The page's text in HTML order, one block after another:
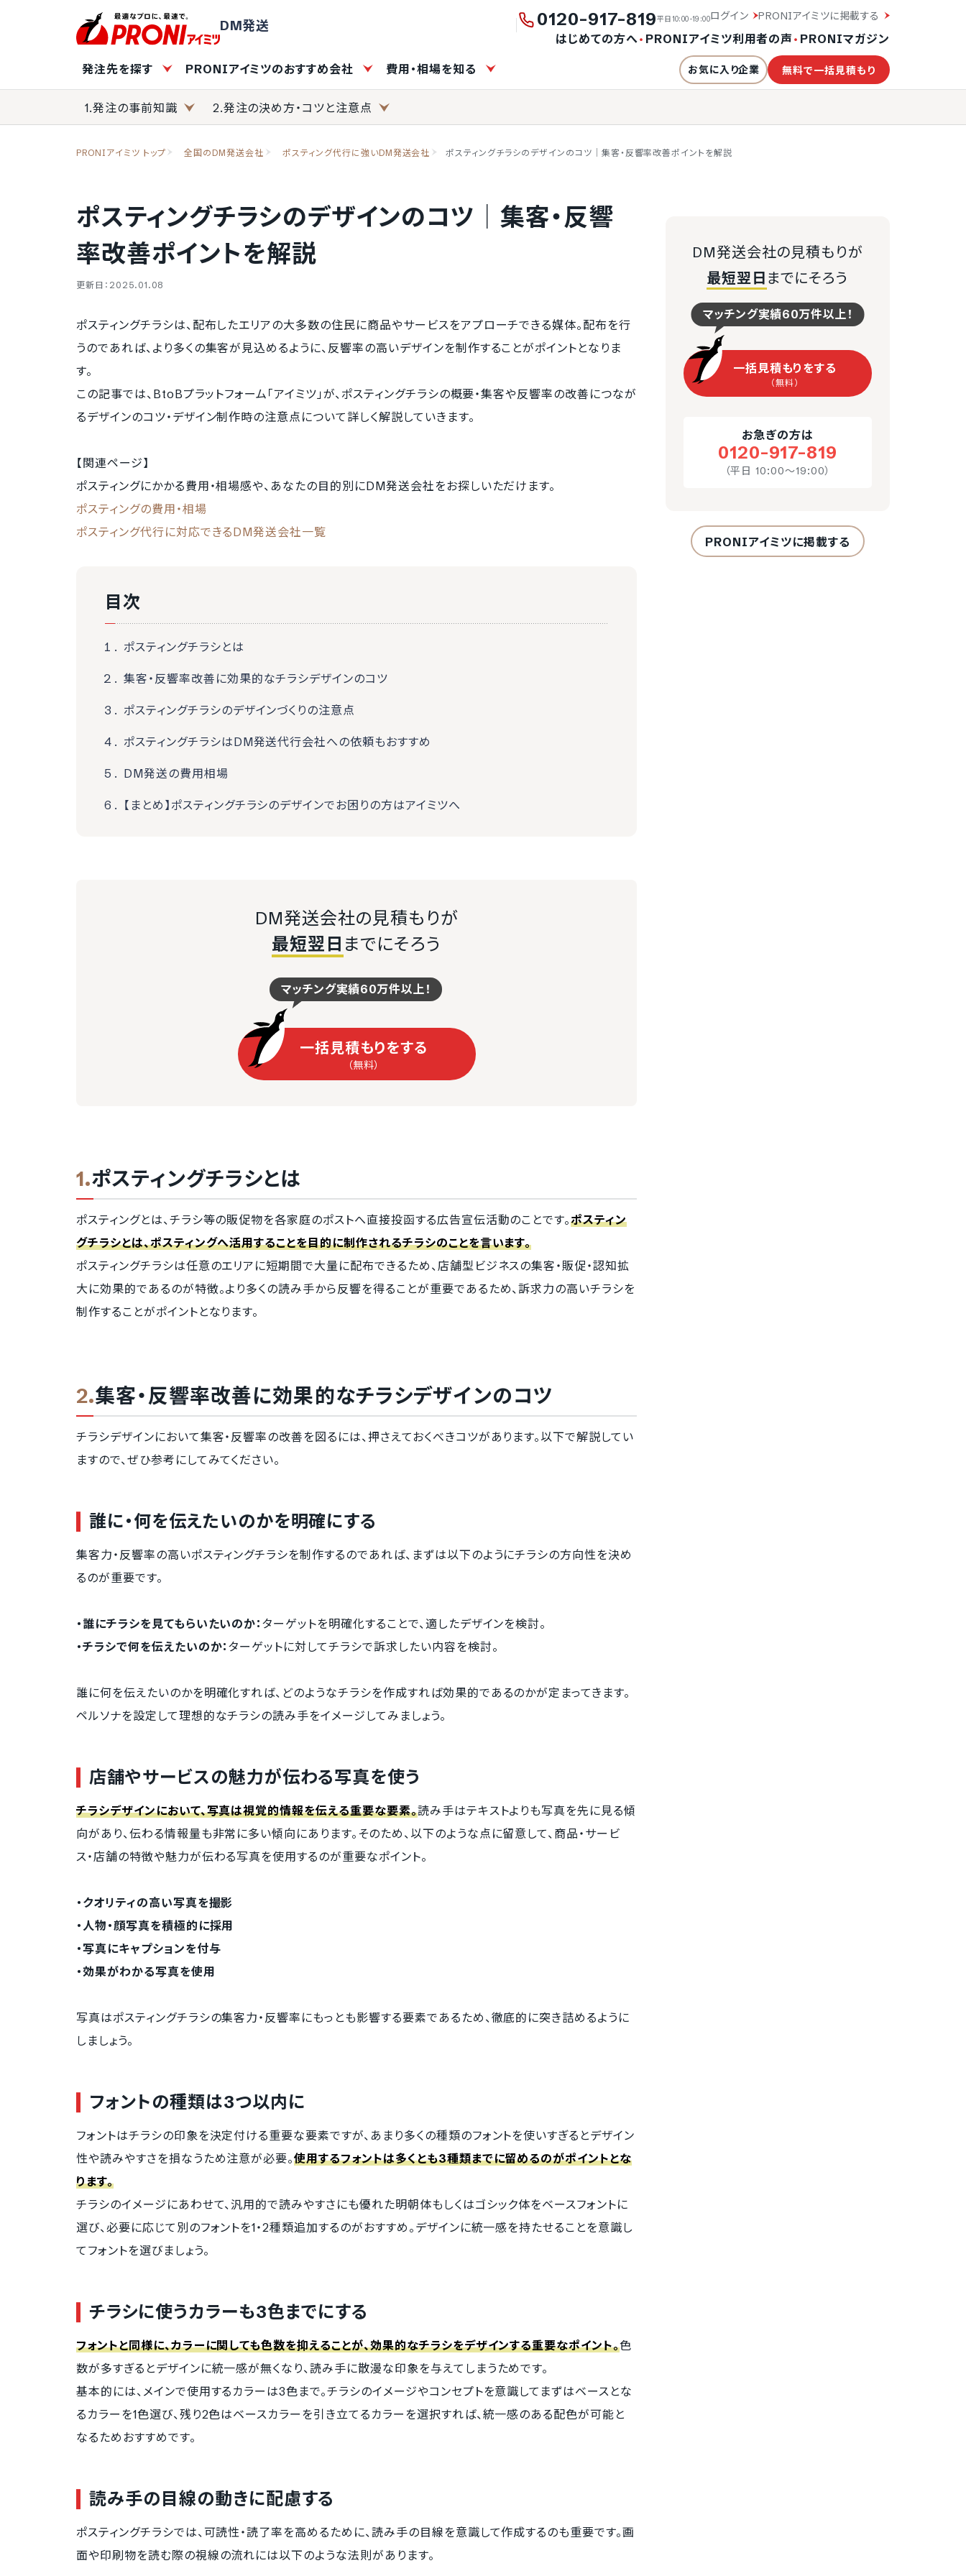
DM発送 0120-917-819平日10:00-19:00ログイン PRONIアイミツに掲載する
はじめての方へ・ PRONIアイミツ利用者の声 ・ PRONIマガジン
発注先を探す PRONIアイミツのおすすめ会社 費用・相場を知る お気に入り企業 無料で一括見積もり
1.発注の事前知識 2.発注の決め方・コツと注意点
PRONIアイミツ トップ 全国のDM発送会社 ポスティング代行に強いDM発送会社 ポスティングチラシのデザインのコツ│集客・反響率改善ポイントを解説
ポスティングチラシのデザインのコツ│集客・反響
率改善ポイントを解説
更新日：2025.01.08
ポスティングチラシは、配布したエリアの大多数の住民に商品やサービスをアプローチできる媒体。配布を行
うのであれば、より多くの集客が見込めるように、反響率の高いデザインを制作することがポイントとなりま
す。
この記事では、BtoBプラットフォーム「アイミツ」が、ポスティングチラシの概要・集客や反響率の改善につなが
るデザインのコツ・デザイン制作時の注意点について詳しく解説していきます。
【関連ページ】
ポスティングにかかる費用・相場感や、あなたの目的別にDM発送会社をお探しいただけます。
ポスティングの費用・相場
ポスティング代行に対応できるDM発送会社一覧
目次
ポスティングチラシとは
集客・反響率改善に効果的なチラシデザインのコツ
ポスティングチラシのデザインづくりの注意点
ポスティングチラシはDM発送代行会社への依頼もおすすめ
DM発送の費用相場
【まとめ】ポスティングチラシのデザインでお困りの方はアイミツへ
DM発送会社の見積もりが
最短翌日 までにそろう
マッチング実績60万件以上！
一括見積もりをする
（無料）
ポスティングチラシとは
ポスティングとは、チラシ等の販促物を各家庭のポストへ直接投函する広告宣伝活動のことです。ポスティン
グチラシとは、ポスティングへ活用することを目的に制作されるチラシのことを言います。
ポスティングチラシは任意のエリアに短期間で大量に配布できるため、店舗型ビジネスの集客・販促・認知拡
大に効果的であるのが特徴。より多くの読み手から反響を得ることが重要であるため、訴求力の高いチラシを
制作することがポイントとなります。
集客・反響率改善に効果的なチラシデザインのコツ
チラシデザインにおいて集客・反響率の改善を図るには、押さえておくべきコツがあります。以下で解説してい
ますので、ぜひ参考にしてみてください。
誰に・何を伝えたいのかを明確にする
集客力・反響率の高いポスティングチラシを制作するのであれば、まずは以下のようにチラシの方向性を決め
るのが重要です。
・誰にチラシを見てもらいたいのか：ターゲットを明確化することで、適したデザインを検討。
・チラシで何を伝えたいのか：ターゲットに対してチラシで訴求したい内容を検討。
誰に何を伝えたいのかを明確化すれば、どのようなチラシを作成すれば効果的であるのかが定まってきます。
ペルソナを設定して理想的なチラシの読み手をイメージしてみましょう。
店舗やサービスの魅力が伝わる写真を使う
チラシデザインにおいて、写真は視覚的情報を伝える重要な要素。読み手はテキストよりも写真を先に見る傾
向があり、伝わる情報量も非常に多い傾向にあります。そのため、以下のような点に留意して、商品・サービ
ス・店舗の特徴や魅力が伝わる写真を使用するのが重要なポイント。
・クオリティの高い写真を撮影
・人物・顔写真を積極的に採用
・写真にキャプションを付与
・効果がわかる写真を使用
写真はポスティングチラシの集客力・反響率にもっとも影響する要素であるため、徹底的に突き詰めるように
しましょう。
フォントの種類は3つ以内に
フォントはチラシの印象を決定付ける重要な要素ですが、あまり多くの種類のフォントを使いすぎるとデザイン
性や読みやすさを損なうため注意が必要。使用するフォントは多くとも3種類までに留めるのがポイントとな
ります。
チラシのイメージにあわせて、汎用的で読みやすさにも優れた明朝体もしくはゴシック体をベースフォントに
選び、必要に応じて別のフォントを1・2種類追加するのがおすすめ。デザインに統一感を持たせることを意識し
てフォントを選びましょう。
チラシに使うカラーも3色までにする
フォントと同様に、カラーに関しても色数を抑えることが、効果的なチラシをデザインする重要なポイント。色
数が多すぎるとデザインに統一感が無くなり、読み手に散漫な印象を与えてしまうためです。
基本的には、メインで使用するカラーは3色まで。チラシのイメージやコンセプトを意識してまずはベースとな
るカラーを1色選び、残り2色はベースカラーを引き立てるカラーを選択すれば、統一感のある配色が可能と
なるためおすすめです。
読み手の目線の動きに配慮する
ポスティングチラシでは、可読性・読了率を高めるために、読み手の目線を意識して作成するのも重要です。画
面や印刷物を読む際の視線の流れには以下のような法則があります。
DM発送会社の見積もりが
最短翌日 までにそろう
マッチング実績60万件以上！
一括見積もりをする
（無料）
お急ぎの方は
0120-917-819
（平日 10:00～19:00）
PRONIアイミツに掲載する